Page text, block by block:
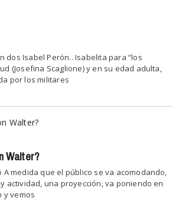
dos Isabel Perón.. Isabelita para “los
(Josefina Scaglione) y en su edad adulta,
por los militares
Walter?
A medida que el público se va acomodando,
actividad, una proyección, va poniendo en
y vemos